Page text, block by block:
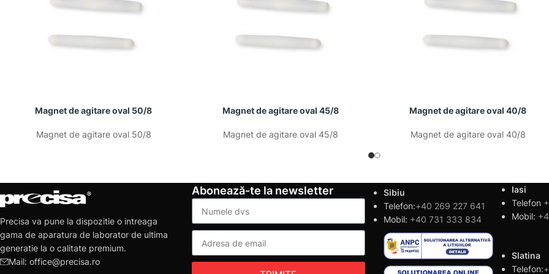
Magnet de agitare oval 50/8
Magnet de agitare oval 50/8
Magnet de agitare oval 45/8
Magnet de agitare oval 45/8
Magnet de agitare oval 40/8
Magnet de agitare oval 40/8
Precisa va pune la dispozitie o intreaga
gama de aparatura de laborator de ultima
generatie la o calitate premium.
Mail: office@precisa.ro
Abonează-te la newsletter
Sibiu
Telefon:+40 269 227 641
Mobil: +40 731 333 834
Iasi
Telefon
Mobil:
Slatina
Telefon: